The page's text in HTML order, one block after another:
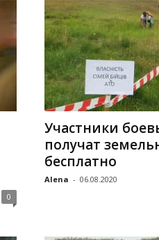
0
Участники
получат
бесплатно
Alena - 06.08.2020